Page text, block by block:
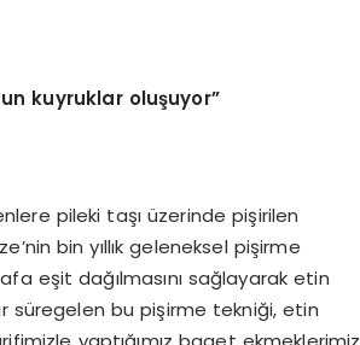
kuyruklar oluşuyor”
pileki taşı üzerinde pişirilen
bin yıllık geleneksel pişirme
eşit dağılmasını sağlayarak etin
süregelen bu pişirme tekniği, etin